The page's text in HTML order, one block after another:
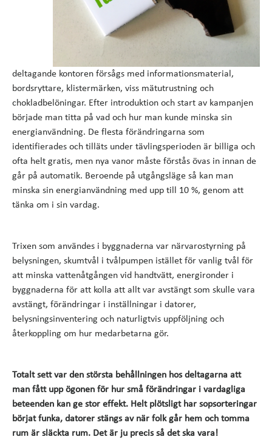
deltagande kontoren försågs med informationsmaterial,
bordsryttare, klistermärken, viss mätutrustning och
chokladbelöningar. Efter introduktion och start av kampanjen
började man titta på vad och hur man kunde minska sin
energianvändning. De flesta förändringarna som
identifierades och tilläts under tävlingsperioden är billiga och
ofta helt gratis, men nya vanor måste förstås övas in innan de
går på automatik. Beroende på utgångsläge så kan man
minska sin energianvändning med upp till 10 %, genom att
tänka om i sin vardag.
Trixen som användes i byggnaderna var närvarostyrning på
belysningen, skumtvål i tvålpumpen istället för vanlig tvål för
att minska vattenåtgången vid handtvätt, energironder i
byggnaderna för att kolla att allt var avstängt som skulle vara
avstängt, förändringar i inställningar i datorer,
belysningsinventering och naturligtvis uppföljning och
återkoppling om hur medarbetarna gör.
Totalt sett var den största behållningen hos deltagarna att
man fått upp ögonen för hur små förändringar i vardagliga
beteenden kan ge stor effekt. Helt plötsligt har sopsorteringar
börjat funka, datorer stängs av när folk går hem och tomma
rum är släckta rum. Det är ju precis så det ska vara!